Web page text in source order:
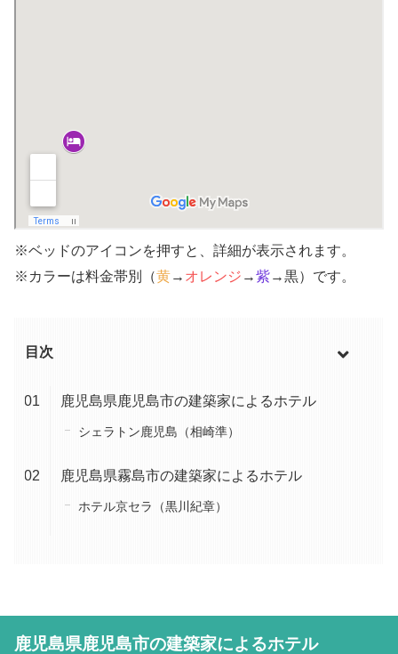
※ベッドのアイコンを押すと、詳細が表示されます。
※カラーは料金帯別（黄→ オレンジ →紫→黒）です。
目次
鹿児島県鹿児島市の建築家によるホテル
シェラトン鹿児島（相崎準）
鹿児島県霧島市の建築家によるホテル
ホテル京セラ（黒川紀章）
鹿児島県鹿児島市の建築家によるホテル